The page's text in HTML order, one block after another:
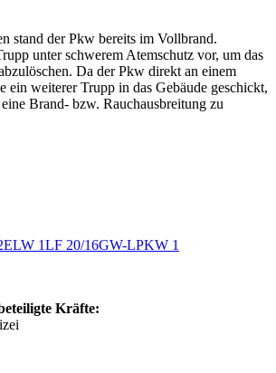
stand der Pkw bereits im Vollbrand.
unter schwerem Atemschutz vor, um das
Da der Pkw direkt an einem
ein weiterer Trupp in das Gebäude geschickt,
Brand- bzw. Rauchausbreitung zu
ELW 1LF 20/16GW-LPKW 1
Kräfte: